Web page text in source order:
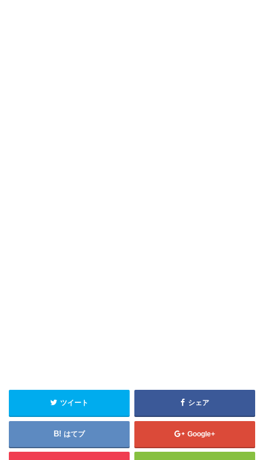
ツイート シェア
はてブ Google+